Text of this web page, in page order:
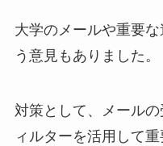
大学のメールや重要
う意見もありました。
対策として、メール
ィルターを活用して